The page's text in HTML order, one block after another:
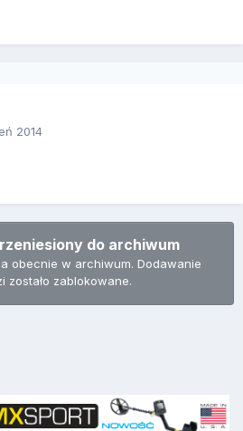
2014
do archiwum
obecnie w archiwum. Dodawanie
zostało zablokowane.